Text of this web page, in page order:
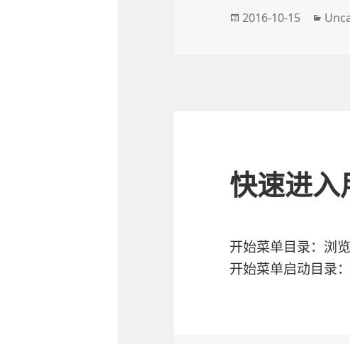
发
2016-10-15
分
快速进
开始菜单目录：浏
开始菜单启动目录